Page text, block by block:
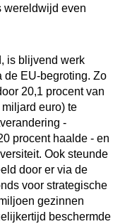
wereldwijd even
is blijvend werk
de EU-begroting. Zo
20,1 procent van
euro) te
-
procent haalde - en
Ook steunde
door er via de
voor strategische
gezinnen
beschermde